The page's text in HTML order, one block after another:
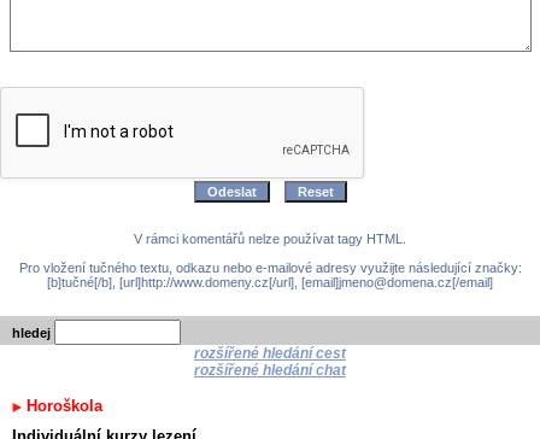
V rámci komentářů nelze používat tagy HTML.
Pro vložení tučného textu, odkazu nebo e-mailové adresy využijte následující značky:
[b]tučné[/b], [url]http://www.domeny.cz[/url], [email]jmeno@domena.cz[/email]
hledej
rozšířené hledání cest
rozšířené hledání chat
Horoškola